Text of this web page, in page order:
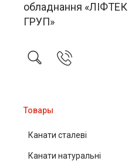
обладнання «ЛІФТЕК
ГРУП»
Товары
Канати сталеві
Канати натуральні